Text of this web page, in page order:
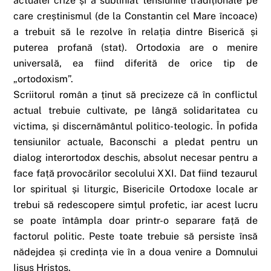
care creștinismul (de la Constantin cel Mare încoace)
a trebuit să le rezolve în relația dintre Biserică și
puterea profană (stat). Ortodoxia are o menire
universală, ea fiind diferită de orice tip de
„ortodoxism”.
Scriitorul român a ținut să precizeze că în conflictul
actual trebuie cultivate, pe lângă solidaritatea cu
victima, și discernământul politico-teologic. În pofida
tensiunilor actuale, Baconschi a pledat pentru un
dialog interortodox deschis, absolut necesar pentru a
face față provocărilor secolului XXI. Dat fiind tezaurul
lor spiritual și liturgic, Bisericile Ortodoxe locale ar
trebui să redescopere simțul profetic, iar acest lucru
se poate întâmpla doar printr-o separare față de
factorul politic. Peste toate trebuie să persiste însă
nădejdea și credința vie în a doua venire a Domnului
Iisus Hristos.